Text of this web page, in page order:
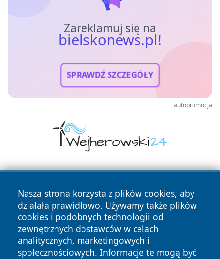
Zareklamuj się na
bielskonews.pl!
SPRAWDŹ SZCZEGÓŁY
autopromocja
Nasza strona korzysta z plików cookies, aby
działała prawidłowo. Używamy także plików
cookies i podobnych technologii od
zewnętrznych dostawców w celach
analitycznych, marketingowych i
społecznościowych. Informacje te mogą być
Copyright © 2026 bielskonews.pl Wszystkie prawa
zastrzeżone.